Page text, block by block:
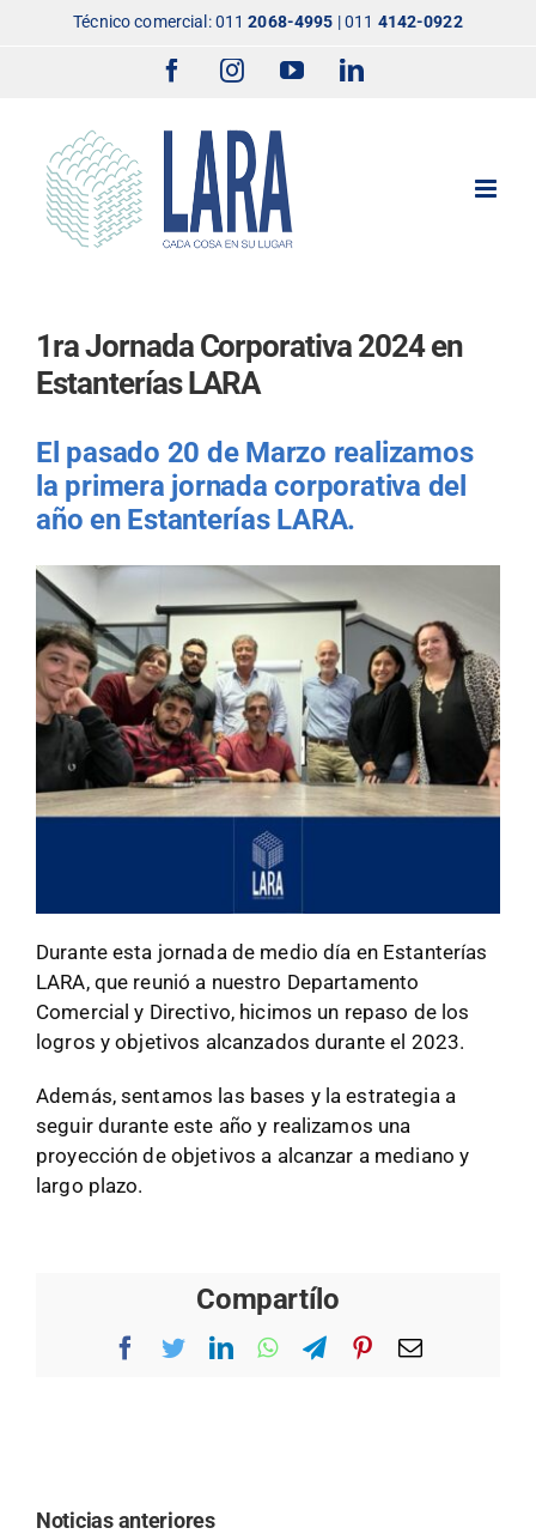
Técnico comercial:0112068-4995 |011 4142-0922
FacebookInstagramYouTubeLinkedIn
1ra Jornada Corporativa 2024 en
Estanterías LARA
El pasado 20 de Marzo realizamos
la primera jornada corporativa del
año en Estanterías LARA.
Durante esta jornada de medio día en Estanterías
LARA, que reunió a nuestro Departamento
Comercial y Directivo, hicimos un repaso de los
logros y objetivos alcanzados durante el 2023.
Además, sentamos las bases y la estrategia a
seguir durante este año y realizamos una
proyección de objetivos a alcanzar a mediano y
largo plazo.
Compartílo
Facebook
TwitterLinkedInWhatsAppTelegramPinterestCorreo
Noticias anteriores